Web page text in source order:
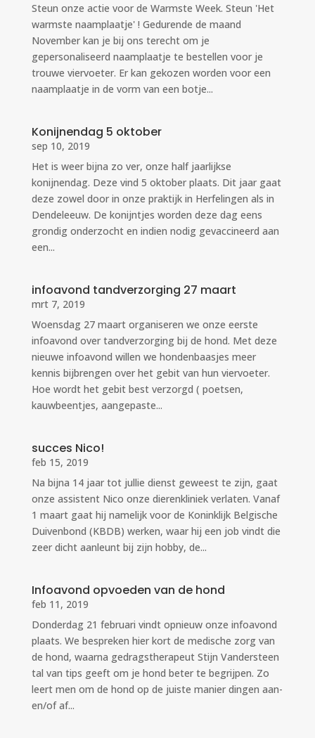
Steun onze actie voor de Warmste Week. Steun 'Het
warmste naamplaatje' ! Gedurende de maand
November kan je bij ons terecht om je
gepersonaliseerd naamplaatje te bestellen voor je
trouwe viervoeter. Er kan gekozen worden voor een
naamplaatje in de vorm van een botje...
Konijnendag 5 oktober
sep 10, 2019
Het is weer bijna zo ver, onze half jaarlijkse
konijnendag. Deze vind 5 oktober plaats. Dit jaar gaat
deze zowel door in onze praktijk in Herfelingen als in
Dendeleeuw. De konijntjes worden deze dag eens
grondig onderzocht en indien nodig gevaccineerd aan
een...
infoavond tandverzorging 27 maart
mrt 7, 2019
Woensdag 27 maart organiseren we onze eerste
infoavond over tandverzorging bij de hond. Met deze
nieuwe infoavond willen we hondenbaasjes meer
kennis bijbrengen over het gebit van hun viervoeter.
Hoe wordt het gebit best verzorgd ( poetsen,
kauwbeentjes, aangepaste...
succes Nico!
feb 15, 2019
Na bijna 14 jaar tot jullie dienst geweest te zijn, gaat
onze assistent Nico onze dierenkliniek verlaten. Vanaf
1 maart gaat hij namelijk voor de Koninklijk Belgische
Duivenbond (KBDB) werken, waar hij een job vindt die
zeer dicht aanleunt bij zijn hobby, de...
Infoavond opvoeden van de hond
feb 11, 2019
Donderdag 21 februari vindt opnieuw onze infoavond
plaats. We bespreken hier kort de medische zorg van
de hond, waarna gedragstherapeut Stijn Vandersteen
tal van tips geeft om je hond beter te begrijpen. Zo
leert men om de hond op de juiste manier dingen aan-
en/of af...